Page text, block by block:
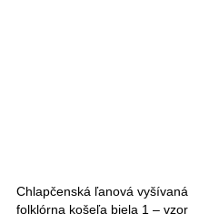
Chlapčenská ľanová vyšívaná
folklórna košeľa biela 1 – vzor